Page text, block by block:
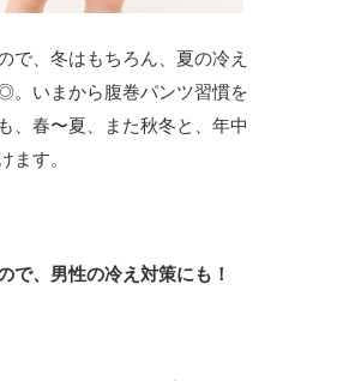
で、冬はもちろん、夏の冷え
。いまから腹巻パンツ習慣を
、春〜夏、また秋冬と、年中
ます。
で、男性の冷え対策にも！